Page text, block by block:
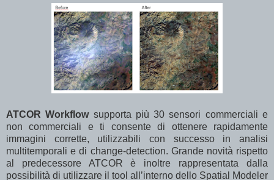
ATCOR Workflow supporta più 30 sensori commerciali e
non commerciali e ti consente di ottenere rapidamente
immagini corrette, utilizzabili con successo in analisi
multitemporali e di change-detection. Grande novità rispetto
al predecessore ATCOR è inoltre rappresentata dalla
possibilità di utilizzare il tool all’interno dello Spatial Modeler